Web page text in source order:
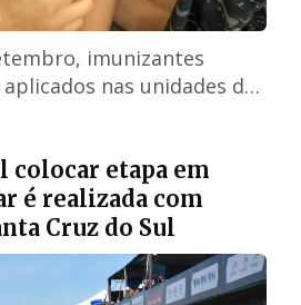
imunizantes
nas unidades de
SUS
colocar etapa em
é realizada com
Cruz do Sul